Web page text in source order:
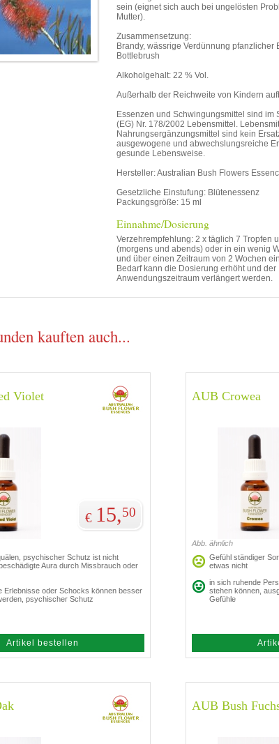
sein (eignet sich auch bei ungelösten
Mutter).
Zusammensetzung:
Brandy, wässrige Verdünnung pfanzlicher
Bottlebrush
Alkoholgehalt: 22 % Vol.
Außerhalb der Reichweite von Kindern
Essenzen und Schwingungsmittel sind im
(EG) Nr. 178/2002 Lebensmittel.
Nahrungsergänzungsmittel sind kein
ausgewogene und abwechslungsreiche
gesunde Lebensweise.
Hersteller: Australian Bush Flowers
Gesetzliche Einstufung: Blütenessenz
Packungsgröße: 15 ml
Einnahme/Dosierung
Verzehrempfehlung: 2 x täglich 7 Tropfen
(morgens und abends) oder in ein wenig
und über einen Zeitraum von 2 Wochen
Bedarf kann die Dosierung erhöht und der
Anwendungszeitraum verlängert werden.
kauften auch...
Violet
€ 15,50
psychischer Schutz ist nicht
Aura durch Missbrauch oder
Erlebnisse oder Schocks können besser
psychischer Schutz
Artikel bestellen
AUB Crowea
Abb. ähnlich
Gefühl ständiger
etwas nicht
in sich ruhende
stehen können,
Gefühle
AUB Bush